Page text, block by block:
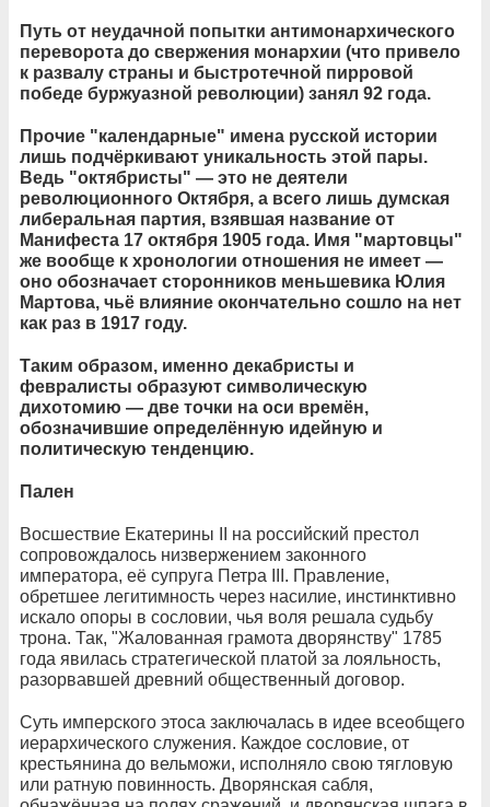
Путь от неудачной попытки антимонархического
переворота до свержения монархии (что привело
к развалу страны и быстротечной пирровой
победе буржуазной революции) занял 92 года.
Прочие "календарные" имена русской истории
лишь подчёркивают уникальность этой пары.
Ведь "октябристы" — это не деятели
революционного Октября, а всего лишь думская
либеральная партия, взявшая название от
Манифеста 17 октября 1905 года. Имя "мартовцы"
же вообще к хронологии отношения не имеет —
оно обозначает сторонников меньшевика Юлия
Мартова, чьё влияние окончательно сошло на нет
как раз в 1917 году.
Таким образом, именно декабристы и
февралисты образуют символическую
дихотомию — две точки на оси времён,
обозначившие определённую идейную и
политическую тенденцию.
Пален
Восшествие Екатерины II на российский престол
сопровождалось низвержением законного
императора, её супруга Петра III. Правление,
обретшее легитимность через насилие, инстинктивно
искало опоры в сословии, чья воля решала судьбу
трона. Так, "Жалованная грамота дворянству" 1785
года явилась стратегической платой за лояльность,
разорвавшей древний общественный договор.
Суть имперского этоса заключалась в идее всеобщего
иерархического служения. Каждое сословие, от
крестьянина до вельможи, исполняло свою тягловую
или ратную повинность. Дворянская сабля,